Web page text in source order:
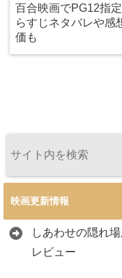
百合映画でPG12指
らすじネタバレや感
価も
映画更新情報
しあわせの隠れ
レビュー